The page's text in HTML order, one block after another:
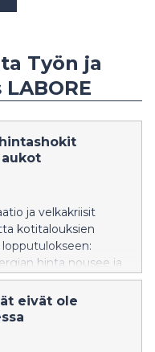
Työn ja
ja velkakriisit
kotitalouksien
hinta nousee ja
Vastapainon
-teoksessa julkaistu
haasteena"
ja
eivät ole